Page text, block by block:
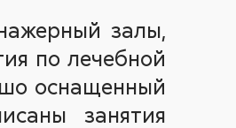
залы,
по лечебной
оснащенный
занятия